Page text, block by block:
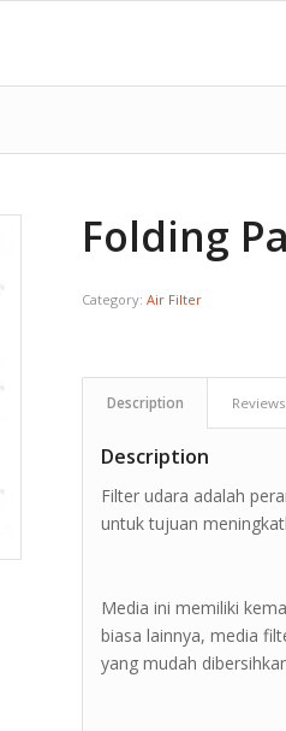
Folding
Category:Air Filter
Description
Description
Filter udara adalah
untuk tujuan
Media ini memiliki
biasa lainnya, media
yang mudah